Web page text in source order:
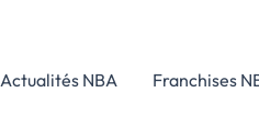
Actualités NBA Franchises